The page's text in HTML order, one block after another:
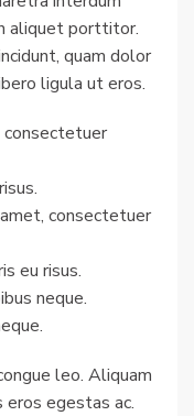
aliquet porttitor.
quam dolor
ligula ut eros.
consectetuer
eu risus.
neque.
leo. Aliquam
eros egestas ac.